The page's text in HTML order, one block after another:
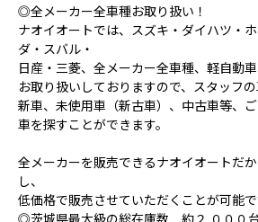
◎全メーカー全車種お取り扱い！
ナオイオートでは、スズキ・ダイハツ・
ダ・スバル・
日産・三菱、全メーカー全車種、軽自動
お取り扱いしておりますので、スタッフの
新車、未使用車（新古車）、中古車等、
車を探すことができます。
全メーカーを販売できるナオイオートだ
し、
低価格で販売させていただくことが可能で
◎茨城県最大級の総在庫数 約２,０００台